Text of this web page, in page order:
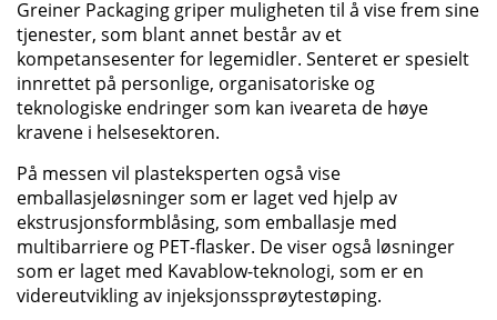
Greiner Packaging griper muligheten til å vise frem sine
tjenester, som blant annet består av et
kompetansesenter for legemidler. Senteret er spesielt
innrettet på personlige, organisatoriske og
teknologiske endringer som kan iveareta de høye
kravene i helsesektoren.
På messen vil plasteksperten også vise
emballasjeløsninger som er laget ved hjelp av
ekstrusjonsformblåsing, som emballasje med
multibarriere og PET-flasker. De viser også løsninger
som er laget med Kavablow-teknologi, som er en
videreutvikling av injeksjonssprøytestøping.